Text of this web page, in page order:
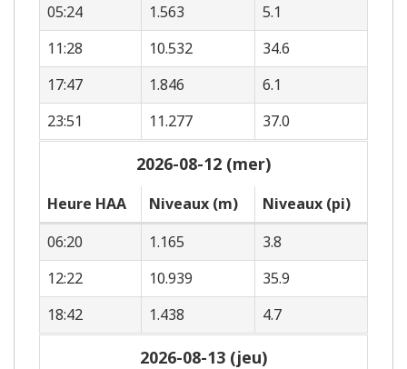
05:24
1.563
5.1
11:28
10.532
34.6
17:47
1.846
6.1
23:51
11.277 37.0
2026-08-12 (mer)
Heure HAA Niveaux (m)
Niveaux (pi)
06:20
1.165
3.8
12:22
10.939
35.9
18:42
1.438 4.7
2026-08-13 (jeu)